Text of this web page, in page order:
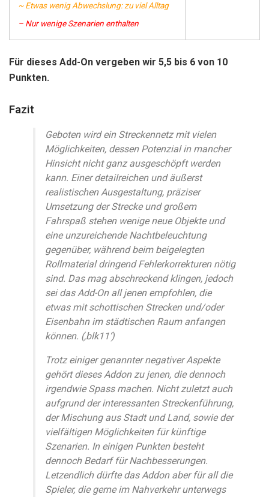
~ Etwas wenig Abwechslung: zu viel Alltag
– Nur wenige Szenarien enthalten
Für dieses Add-On vergeben wir 5,5 bis 6 von 10
Punkten.
Fazit
Geboten wird ein Streckennetz mit vielen
Möglichkeiten, dessen Potenzial in mancher
Hinsicht nicht ganz ausgeschöpft werden
kann. Einer detailreichen und äußerst
realistischen Ausgestaltung, präziser
Umsetzung der Strecke und großem
Fahrspaß stehen wenige neue Objekte und
eine unzureichende Nachtbeleuchtung
gegenüber, während beim beigelegten
Rollmaterial dringend Fehlerkorrekturen nötig
sind. Das mag abschreckend klingen, jedoch
sei das Add-On all jenen empfohlen, die
etwas mit schottischen Strecken und/oder
Eisenbahn im städtischen Raum anfangen
können. (‚blk11‘)
Trotz einiger genannter negativer Aspekte
gehört dieses Addon zu jenen, die dennoch
irgendwie Spass machen. Nicht zuletzt auch
aufgrund der interessanten Streckenführung,
der Mischung aus Stadt und Land, sowie der
vielfältigen Möglichkeiten für künftige
Szenarien. In einigen Punkten besteht
dennoch Bedarf für Nachbesserungen.
Letzendlich dürfte das Addon aber für all die
Spieler, die gerne im Nahverkehr unterwegs